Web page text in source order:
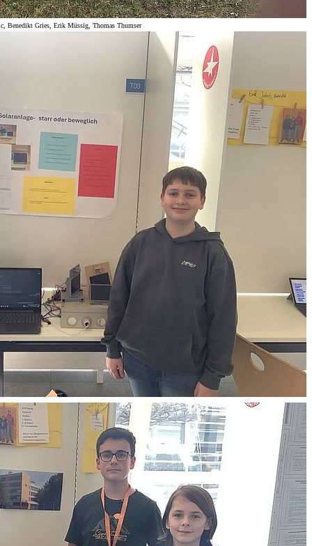
Benedikt Gries, Erik Müssig, Thomas Thumser